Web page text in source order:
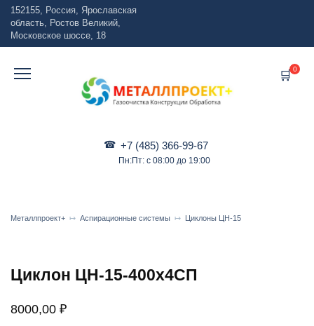
Перейти
содержанию
152155, Россия, Ярославская
область, Ростов Великий,
Московское шоссе, 18
+7 (485) 366-99-67
Пн:Пт: с 08:00 до 19:00
0
Металлпроект+ Аспирационные системы Циклоны ЦН-15
Циклон ЦН-15-400х4СП
8000,00 ₽